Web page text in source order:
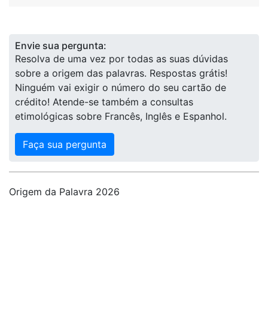
Envie sua pergunta:
Resolva de uma vez por todas as suas dúvidas
sobre a origem das palavras. Respostas grátis!
Ninguém vai exigir o número do seu cartão de
crédito! Atende-se também a consultas
etimológicas sobre Francês, Inglês e Espanhol.
Faça sua pergunta
Origem da Palavra 2026